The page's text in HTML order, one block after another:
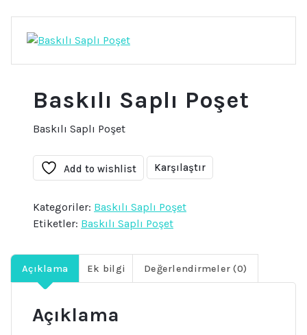
Baskılı Saplı Poşet
Baskılı Saplı Poşet
Add to wishlist Karşılaştır
Kategoriler: Baskılı Saplı Poşet
Etiketler: Baskılı Saplı Poşet
Açıklama Ek bilgi Değerlendirmeler (0)
Açıklama